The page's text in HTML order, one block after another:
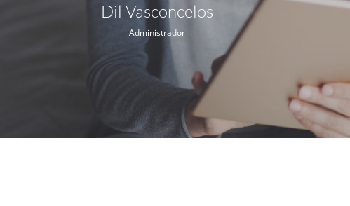
Dil Vasconcelos
Administrador